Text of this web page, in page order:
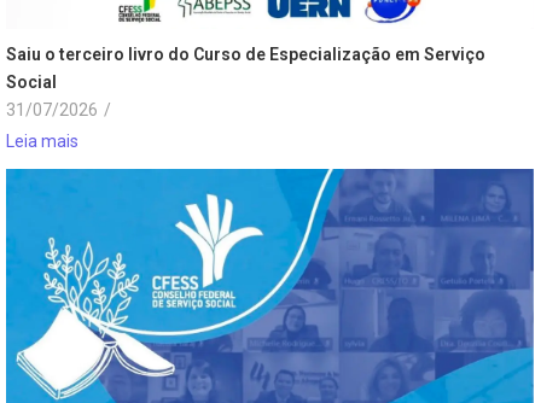
Saiu o terceiro livro do Curso de Especialização em Serviço
Social
31/07/2026 /
Leia mais